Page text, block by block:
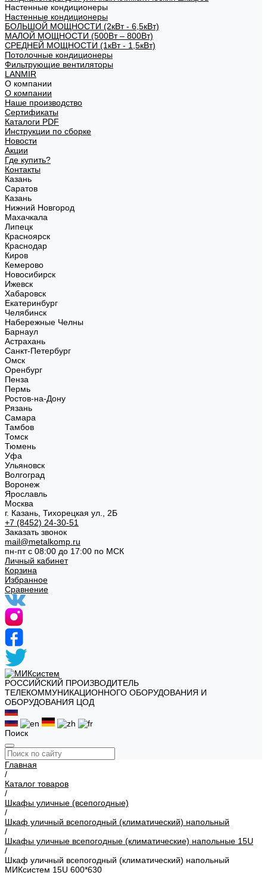
Настенные кондиционеры
Настенные кондиционеры
БОЛЬШОЙ МОЩНОСТИ (2кВт - 6,5кВт)
МАЛОЙ МОЩНОСТИ (500Вт – 800Вт)
СРЕДНЕЙ МОЩНОСТИ (1кВт - 1,5кВт)
Потолочные кондиционеры
Фильтрующие вентиляторы
LANMIR
О компании
О компании
Наше производство
Сертификаты
Каталоги PDF
Инструкции по сборке
Новости
Акции
Где купить?
Контакты
Казань
Саратов
Казань
Нижний Новгород
Махачкала
Липецк
Красноярск
Краснодар
Киров
Кемерово
Новосибирск
Ижевск
Хабаровск
Екатеринбург
Челябинск
Набережные Челны
Барнаул
Астрахань
Санкт-Петербург
Омск
Оренбург
Пенза
Пермь
Ростов-на-Дону
Рязань
Самара
Тамбов
Томск
Тюмень
Уфа
Ульяновск
Волгоград
Воронеж
Ярославль
Москва
г. Казань, Тихорецкая ул., 2Б
+7 (8452) 24-30-51
Заказать звонок
mail@metalkomp.ru
пн-пт с 08:00 до 17:00 по МСК
Личный кабинет
Корзина
Избранное
Сравнение
РОССИЙСКИЙ ПРОИЗВОДИТЕЛЬ
ТЕЛЕКОММУНИКАЦИОННОГО ОБОРУДОВАНИЯ И
ОБОРУДОВАНИЯ ЦОД
Поиск
Главная
/
Каталог товаров
/
Шкафы уличные (всепогодные)
/
Шкаф уличный всепогодный (климатический) напольный
/
Шкафы уличные всепогодные (климатические) напольные 15U
/
Шкаф уличный всепогодный (климатический) напольный
МИКсистем 15U 600*630